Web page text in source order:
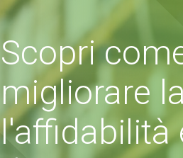
Scopri
migliorare
l'affidabilità